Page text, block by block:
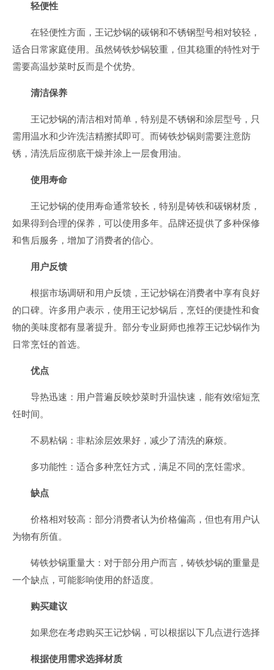
轻便性
在轻便性方面，王记炒锅的碳钢和不锈钢型号相对较轻，
适合日常家庭使用。虽然铸铁炒锅较重，但其稳重的特性对于
需要高温炒菜时反而是个优势。
清洁保养
王记炒锅的清洁相对简单，特别是不锈钢和涂层型号，只
需用温水和少许洗洁精擦拭即可。而铸铁炒锅则需要注意防
锈，清洗后应彻底干燥并涂上一层食用油。
使用寿命
王记炒锅的使用寿命通常较长，特别是铸铁和碳钢材质，
如果得到合理的保养，可以使用多年。品牌还提供了多种保修
和售后服务，增加了消费者的信心。
用户反馈
根据市场调研和用户反馈，王记炒锅在消费者中享有良好
的口碑。许多用户表示，使用王记炒锅后，烹饪的便捷性和食
物的美味度都有显著提升。部分专业厨师也推荐王记炒锅作为
日常烹饪的首选。
优点
导热迅速：用户普遍反映炒菜时升温快速，能有效缩短烹
饪时间。
不易粘锅：非粘涂层效果好，减少了清洗的麻烦。
多功能性：适合多种烹饪方式，满足不同的烹饪需求。
缺点
价格相对较高：部分消费者认为价格偏高，但也有用户认
为物有所值。
铸铁炒锅重量大：对于部分用户而言，铸铁炒锅的重量是
一个缺点，可能影响使用的舒适度。
购买建议
如果您在考虑购买王记炒锅，可以根据以下几点进行选择
根据使用需求选择材质